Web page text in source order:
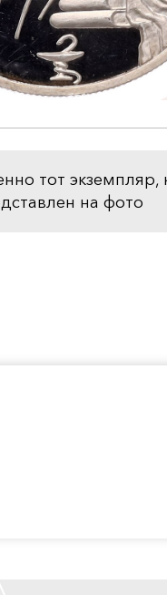
тот экземпляр,
на фото